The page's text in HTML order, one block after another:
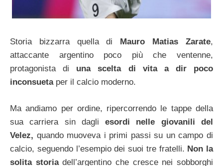
Storia bizzarra quella di Mauro Matias Zarate,
attaccante argentino poco più che ventenne,
protagonista di una scelta di vita a dir poco
inconsueta per il calcio moderno.
Ma andiamo per ordine, ripercorrendo le tappe della
sua carriera sin dagliesordi nelle giovanili del
Velez, quando muoveva i primi passi su un campo di
calcio, seguendo l’esempio dei suoi tre fratelli. Non la
solita storiadell’argentino che cresce nei sobborghi